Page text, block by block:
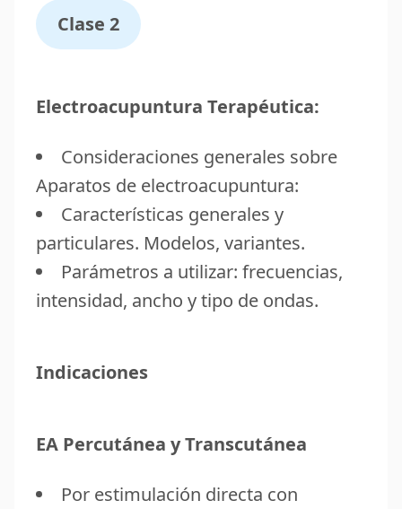
Clase 2
Electroacupuntura Terapéutica:
Consideraciones generales sobre
Aparatos de electroacupuntura:
Características generales y
particulares. Modelos, variantes.
Parámetros a utilizar: frecuencias,
intensidad, ancho y tipo de ondas.
Indicaciones
EA Percutánea y Transcutánea
Por estimulación directa con